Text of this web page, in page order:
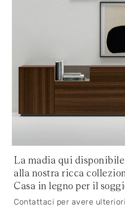
La madia qui
alla nostra ricca
Casa in legno per il
Contattaci per avere